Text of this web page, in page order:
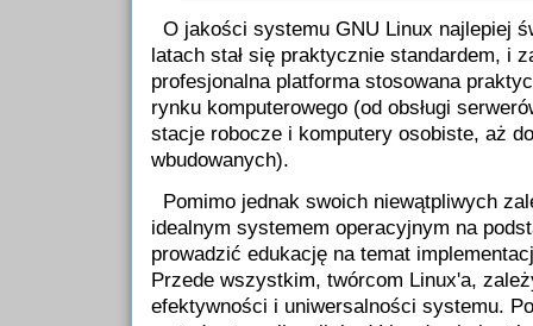
O jakości systemu GNU Linux najlepiej
latach stał się praktycznie standardem, i
profesjonalna platforma stosowana
rynku komputerowego (od obsługi
stacje robocze i komputery osobiste, aż
wbudowanych).
Pomimo jednak swoich niewątpliwych
idealnym systemem operacyjnym na
prowadzić edukację na temat
Przede wszystkim, twórcom Linux'a,
efektywności i uniwersalności systemu.